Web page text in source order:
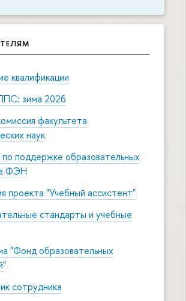
квалификации
зима 2026
факультета
наук
поддержке образовательных
ФЭН
проекта "Учебный ассистент"
стандарты и учебные
"Фонд образовательных
сотрудника